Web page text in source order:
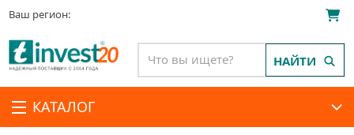
Ваш регион:
КАТАЛОГ
НАЙТИ